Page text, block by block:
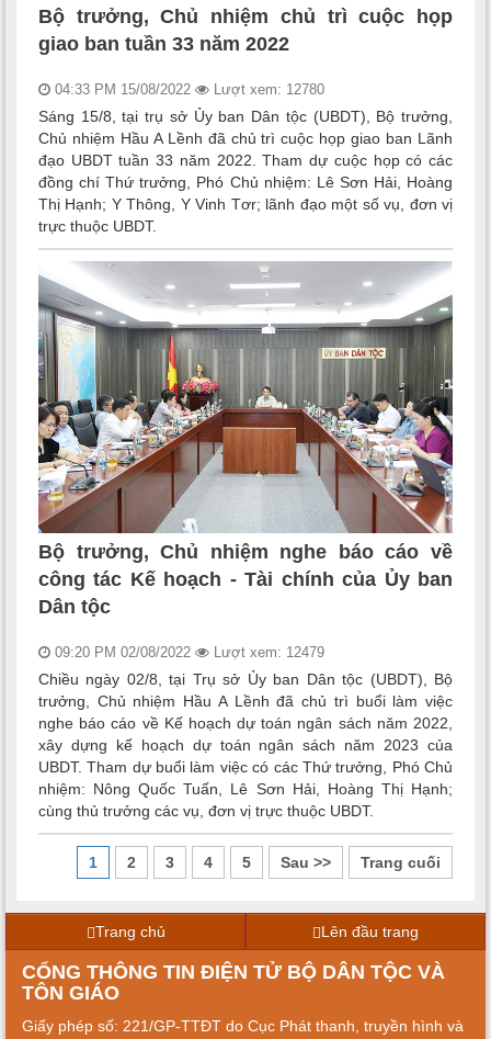
Bộ trưởng, Chủ nhiệm chủ trì cuộc họp
giao ban tuần 33 năm 2022
04:33 PM 15/08/2022 Lượt xem: 12780
Sáng 15/8, tại trụ sở Ủy ban Dân tộc (UBDT), Bộ trưởng,
Chủ nhiệm Hầu A Lềnh đã chủ trì cuộc họp giao ban Lãnh
đạo UBDT tuần 33 năm 2022. Tham dự cuộc họp có các
đồng chí Thứ trưởng, Phó Chủ nhiệm: Lê Sơn Hải, Hoàng
Thị Hạnh; Y Thông, Y Vinh Tơr; lãnh đạo một số vụ, đơn vị
trực thuộc UBDT.
Bộ trưởng, Chủ nhiệm nghe báo cáo về
công tác Kế hoạch - Tài chính của Ủy ban
Dân tộc
09:20 PM 02/08/2022 Lượt xem: 12479
Chiều ngày 02/8, tại Trụ sở Ủy ban Dân tộc (UBDT), Bộ
trưởng, Chủ nhiệm Hầu A Lềnh đã chủ trì buổi làm việc
nghe báo cáo về Kế hoạch dự toán ngân sách năm 2022,
xây dựng kế hoạch dự toán ngân sách năm 2023 của
UBDT. Tham dự buổi làm việc có các Thứ trưởng, Phó Chủ
nhiệm: Nông Quốc Tuấn, Lê Sơn Hải, Hoàng Thị Hạnh;
cùng thủ trưởng các vụ, đơn vị trực thuộc UBDT.
1 2 3 4 5 Sau >> Trang cuối
Trang chủ Lên đầu trang
CỔNG THÔNG TIN ĐIỆN TỬ BỘ DÂN TỘC VÀ
TÔN GIÁO
Giấy phép số: 221/GP-TTĐT do Cục Phát thanh, truyền hình và